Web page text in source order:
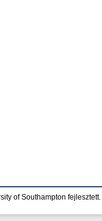
of Southampton fejlesztett.